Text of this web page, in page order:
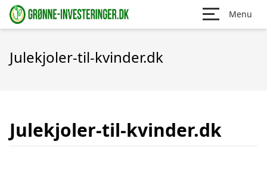
Menu
Julekjoler-til-kvinder.dk
Julekjoler-til-kvinder.dk